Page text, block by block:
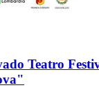
Teatro